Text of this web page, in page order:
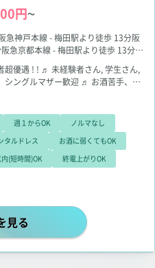
円～
急神戸本線 - 梅田駅より徒歩 13分阪
急京都本線 - 梅田駅より徒歩 13分阪
8分大阪メトロ四つ橋線 - 西梅田駅よ
6分
超優遇 ! ! ♬ 未経験者さん, 学生さん,
シングルマザー歓迎 ♬ お酒苦手、お
週１からOK
ノルマなし
タルドレス
お酒に弱くてもOK
(短時間)OK
終電上がりOK
円 スタート可能 ☆ 【高級
見る